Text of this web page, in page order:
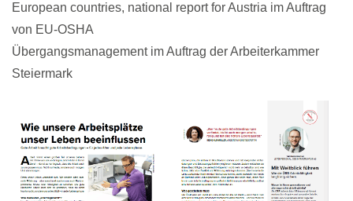
European countries, national report for Austria im Auftrag
von EU-OSHA
Übergangsmanagement im Auftrag der Arbeiterkammer
Steiermark